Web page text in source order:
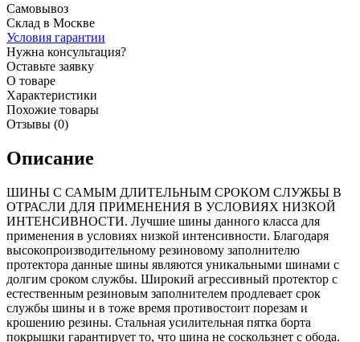
Самовывоз
Склад в Москве
Условия гарантии
Нужна консультация?
Оставьте заявку
О товаре
Характеристики
Похожие товары
Отзывы (0)
Описание
ШИНЫ С САМЫМ ДЛИТЕЛЬНЫМ СРОКОМ СЛУЖБЫ В
ОТРАСЛИ ДЛЯ ПРИМЕНЕНИЯ В УСЛОВИЯХ НИЗКОЙ
ИНТЕНСИВНОСТИ. Лучшие шины данного класса для
применения в условиях низкой интенсивности. Благодаря
высокопроизводительному резиновому заполнителю
протектора данные шины являются уникальными шинами с
долгим сроком службы. Широкий агрессивный протектор с
естественным резиновым заполнителем продлевает срок
службы шины и в тоже время противостоит порезам и
крошению резины. Стальная усилительная пятка борта
покрышки гарантирует то, что шина не соскользнет с обода.